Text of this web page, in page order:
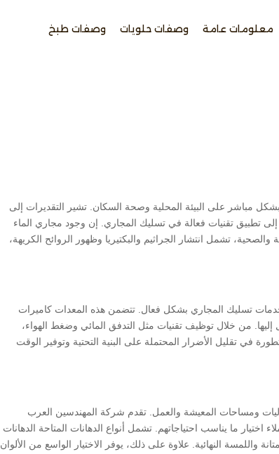
معلومات عامة وصفات حلويات وصفات طبخ
مباشر على البيئة المحلية وصحة السكان. تشير التقديرات إلى
إلى تطبيق تقنيات فعالة في تسليك المجاري. إن وجود مجاري الماء
تشمل انتشار الجراثيم والبكتيريا وظهور الروائح الكريهة،
تسليك المجاري بشكل فعال. تتضمن هذه المعدات كاميرات
من خلال توظيف تقنيات مثل التدفق المائي وضغط الهواء،
في تقليل الأضرار المحتملة على البنية التحتية وتوفير الوقت
ومساحات المعيشة والعمل. تقدم شركة المهندسين العرب
ما يناسب احتياجاتهم. تشمل أنواع الدهانات المتاحة الدهانات
واللمسة النهائية. علاوة على ذلك، يوفر الاختيار الواسع من الألوان